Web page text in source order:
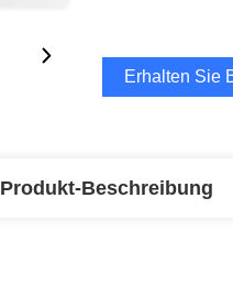
Erhalten Sie
Produkt-Beschreibung